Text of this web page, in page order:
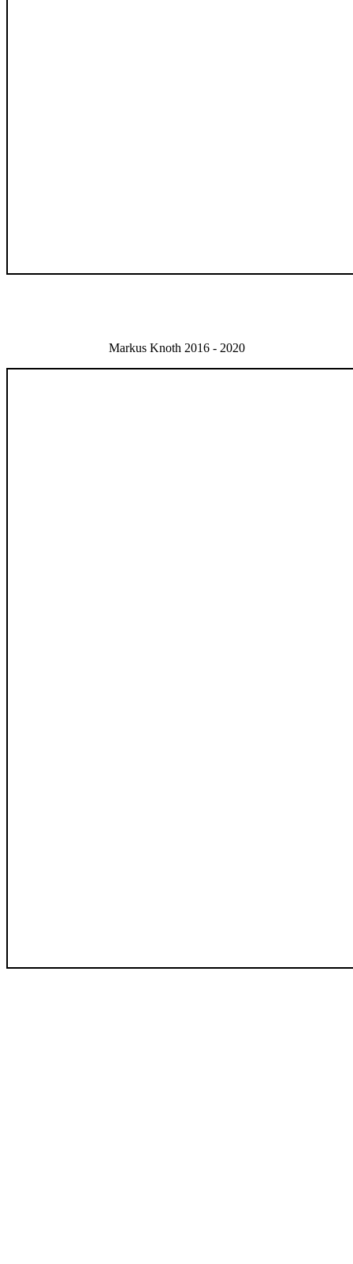
Markus Knoth 2016 - 2020